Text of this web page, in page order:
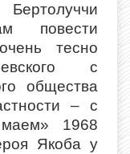
повести
тесно
с
общества
– с
1968
Якоба у